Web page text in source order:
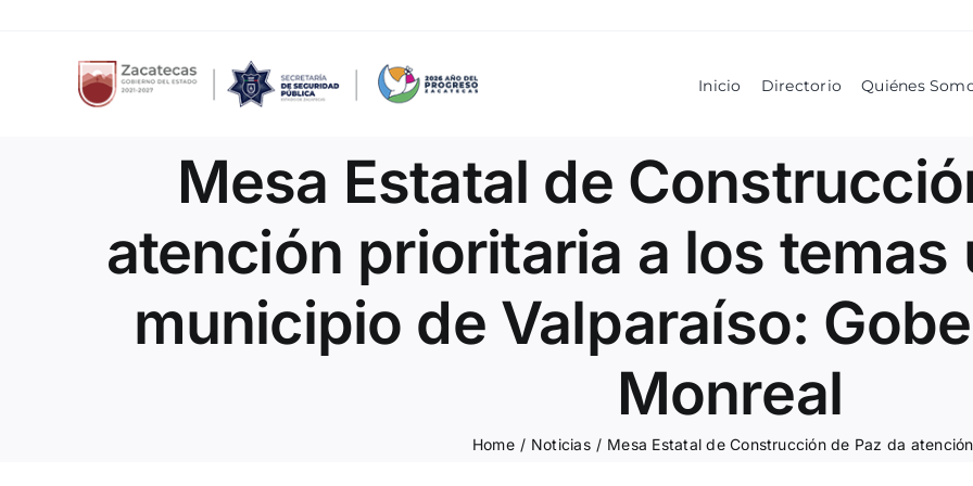
Inicio Directorio Quiénes
Mesa Estatal de
atención prioritaria a los temas
municipio de Valparaíso:
Monreal
Home / Noticias /